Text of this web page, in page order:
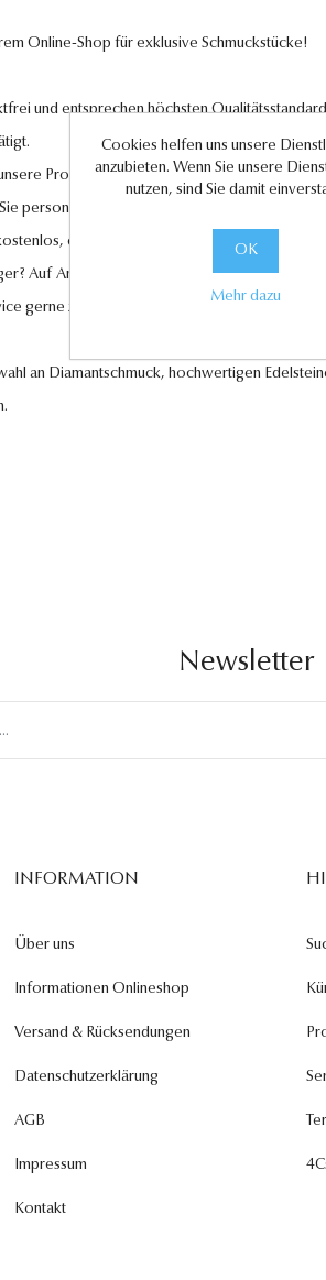
Online-Shop für exklusive Schmuckstücke!
und entsprechen höchsten
Produkte und legen großen Wert auf
personalisierte Geschenkkarten hinzufügen,
ebenso wie der Rückversand im Falle
Auf Anfrage können wir es für Sie
gerne zur Verfügung unter
an Diamantschmuck, hochwertigen
Newsletter
INFORMATION
Über uns
Informationen Onlineshop
Versand & Rücksendungen
Datenschutzerklärung
AGB
Impressum
Kontakt
Cookies helfen uns unsere
anzubieten. Wenn Sie unsere
nutzen, sind Sie damit
OK
Mehr dazu